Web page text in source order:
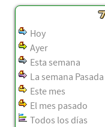
Hoy
Ayer
Esta semana
La semana Pasada
Este mes
El mes pasado
Todos los días